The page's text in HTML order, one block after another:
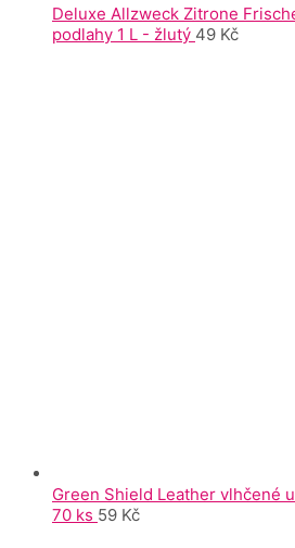
Deluxe Allzweck Zitrone
podlahy 1 L - žlutý 49 Kč
Green Shield Leather vlhčené
70 ks 59 Kč